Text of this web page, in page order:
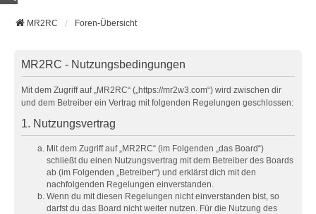
MR2RC Foren-Übersicht
MR2RC - Nutzungsbedingungen
Mit dem Zugriff auf „MR2RC“ („https://mr2w3.com“) wird zwischen dir
und dem Betreiber ein Vertrag mit folgenden Regelungen geschlossen:
1. Nutzungsvertrag
Mit dem Zugriff auf „MR2RC“ (im Folgenden „das Board“)
schließt du einen Nutzungsvertrag mit dem Betreiber des Boards
ab (im Folgenden „Betreiber“) und erklärst dich mit den
nachfolgenden Regelungen einverstanden.
Wenn du mit diesen Regelungen nicht einverstanden bist, so
darfst du das Board nicht weiter nutzen. Für die Nutzung des